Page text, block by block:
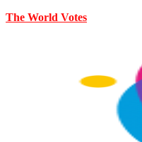
The World Votes